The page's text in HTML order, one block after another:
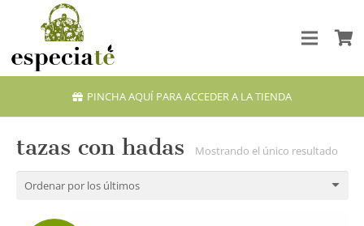
PINCHA AQUÍ PARA ACCEDER A LA TIENDA
tazas con hadas Mostrando el único resultado